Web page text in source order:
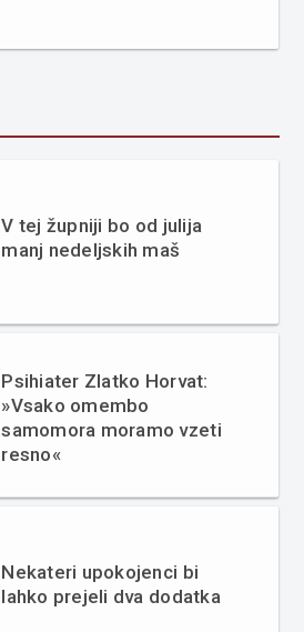
V tej župniji bo od julija
manj nedeljskih maš
Psihiater Zlatko Horvat:
»Vsako omembo
samomora moramo vzeti
resno«
Nekateri upokojenci bi
lahko prejeli dva dodatka